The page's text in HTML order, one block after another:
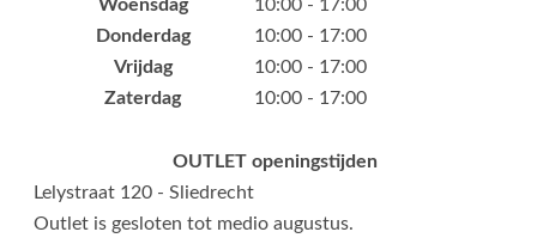
Woensdag
10:00 - 17:00
Donderdag
10:00 - 17:00
Vrijdag
10:00 - 17:00
Zaterdag
10:00 - 17:00
OUTLET openingstijden
Lelystraat 120 - Sliedrecht
Outlet is gesloten tot medio augustus.